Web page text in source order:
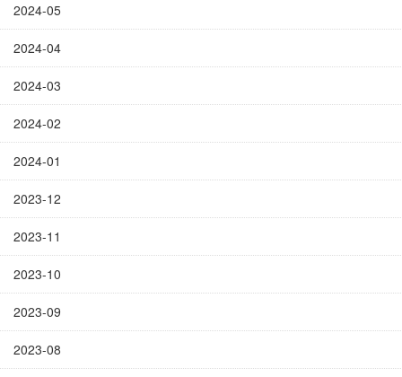
2024-05
2024-04
2024-03
2024-02
2024-01
2023-12
2023-11
2023-10
2023-09
2023-08